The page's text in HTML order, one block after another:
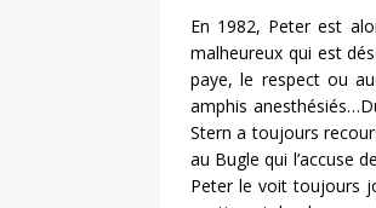
En 1982, Peter est
malheureux qui est
paye, le respect ou
amphis
Stern a toujours
au Bugle qui l’accuse
Peter le voit toujours